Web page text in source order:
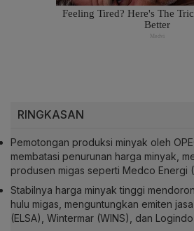
RINGKASAN
Pemotongan produksi minyak oleh
membatasi penurunan harga minyak,
produsen migas seperti Medco Energi
Stabilnya harga minyak tinggi
hulu migas, menguntungkan emiten
(ELSA), Wintermar (WINS), dan Logindo